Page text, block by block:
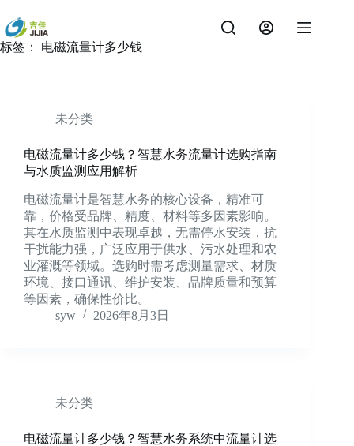
过
内
容
标签： 电磁流量计多少钱
未分类
电磁流量计多少钱？智慧水务流量计选购指南
与水质监测应用解析
电磁流量计是智慧水务的核心设备，精准可
靠，价格受品牌、精度、材料等多因素影响。
其在水质监测中表现卓越，无需停水安装，抗
干扰能力强，广泛应用于供水、污水处理和农
业灌溉等领域。选购时需考虑测量需求、材质
环境、接口通讯、维护安装、品牌质量和预算
等因素，确保性价比。
syw
2026年8月3日
未分类
电磁流量计多少钱？智慧水务系统中流量计选